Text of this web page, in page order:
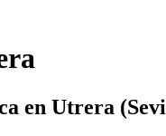
en Utrera